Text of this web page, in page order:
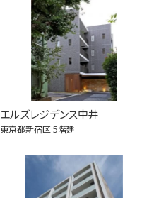
エルズレジデンス中井
東京都新宿区5階建